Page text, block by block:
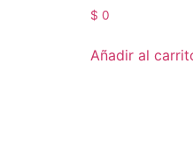
$ 0
Añadir al